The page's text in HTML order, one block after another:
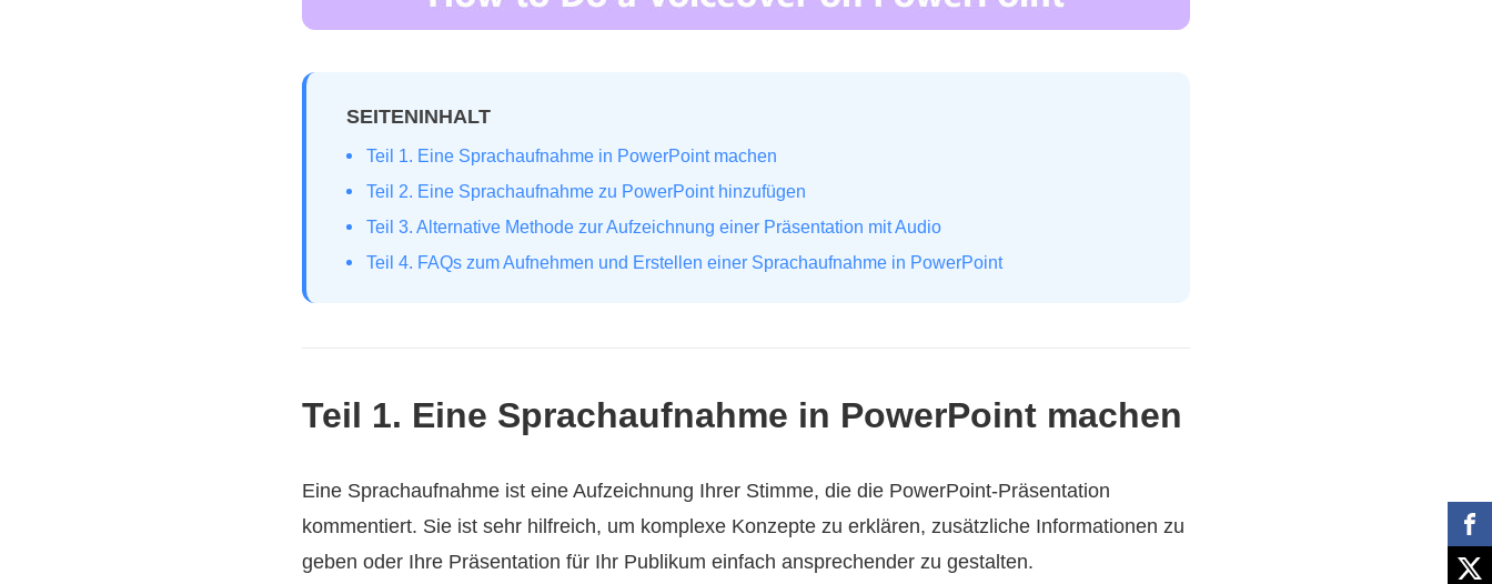
SEITENINHALT
Teil 1. Eine Sprachaufnahme in PowerPoint machen
Teil 2. Eine Sprachaufnahme zu PowerPoint hinzufügen
Teil 3. Alternative Methode zur Aufzeichnung einer Präsentation mit Audio
Teil 4. FAQs zum Aufnehmen und Erstellen einer Sprachaufnahme in PowerPoint
Teil 1. Eine Sprachaufnahme in PowerPoint machen
Eine Sprachaufnahme ist eine Aufzeichnung Ihrer Stimme, die die PowerPoint-Präsentation
kommentiert. Sie ist sehr hilfreich, um komplexe Konzepte zu erklären, zusätzliche Informationen zu
geben oder Ihre Präsentation für Ihr Publikum einfach ansprechender zu gestalten.